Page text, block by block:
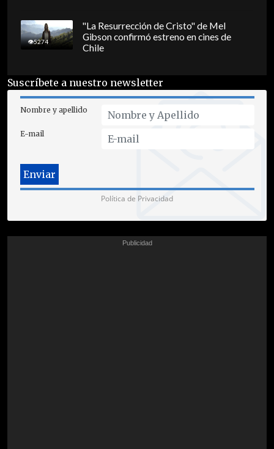
5274
"La Resurrección de Cristo" de Mel
Gibson confirmó estreno en cines de
Chile
Suscríbete a nuestro newsletter
Nombre y apellido
E-mail
Política de Privacidad